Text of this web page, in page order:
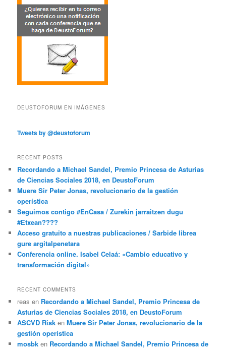
DEUSTOFORUM EN IMÁGENES
Tweets by @deustoforum
RECENT POSTS
Recordando a Michael Sandel, Premio Princesa de Asturias
de Ciencias Sociales 2018, en DeustoForum
Muere Sir Peter Jonas, revolucionario de la gestión
operística
Seguimos contigo #EnCasa / Zurekin jarraitzen dugu
#Etxean????
Acceso gratuito a nuestras publicaciones / Sarbide librea
gure argitalpenetara
Conferencia online. Isabel Celaá: «Cambio educativo y
transformación digital»
RECENT COMMENTS
reas en Recordando a Michael Sandel, Premio Princesa de
Asturias de Ciencias Sociales 2018, en DeustoForum
ASCVD Risk enMuere Sir Peter Jonas, revolucionario de la
gestión operística
mosbk en Recordando a Michael Sandel, Premio Princesa de